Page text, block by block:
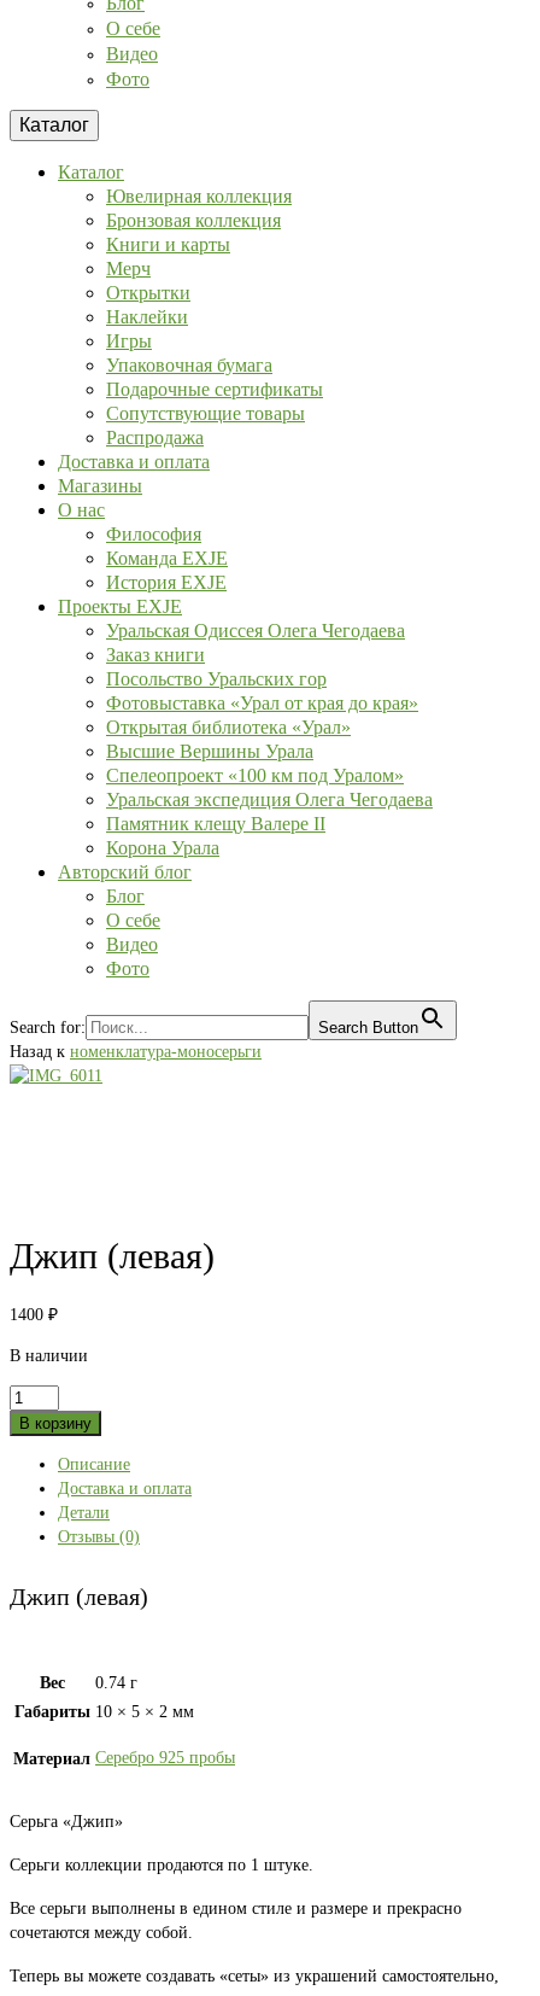
О себе
Видео
Фото
Каталог
Каталог
Ювелирная коллекция
Бронзовая коллекция
Книги и карты
Мерч
Открытки
Наклейки
Игры
Упаковочная бумага
Подарочные сертификаты
Сопутствующие товары
Распродажа
Доставка и оплата
Магазины
О нас
Философия
Команда EXJE
История EXJE
Проекты EXJE
Уральская Одиссея Олега Чегодаева
Заказ книги
Посольство Уральских гор
Фотовыставка «Урал от края до края»
Открытая библиотека «Урал»
Высшие Вершины Урала
Спелеопроект «100 км под Уралом»
Уральская экспедиция Олега Чегодаева
Памятник клещу Валере II
Корона Урала
Авторский блог
Блог
О себе
Видео
Фото
Search for:
Search Button
Назад к номенклатура-моносерьги
Джип (левая)
1400 ₽
В наличии
Количество
товара
(левая)
В корзину
Описание
Доставка и оплата
Детали
Отзывы (0)
Джип (левая)
Вес
0.74 г
Габариты 10 × 5 × 2 мм
Материал Серебро 925 пробы
Серьга «Джип»
Серьги коллекции продаются по 1 штуке.
Все серьги выполнены в едином стиле и размере и прекрасно
сочетаются между собой.
Теперь вы можете создавать «сеты» из украшений самостоятельно,